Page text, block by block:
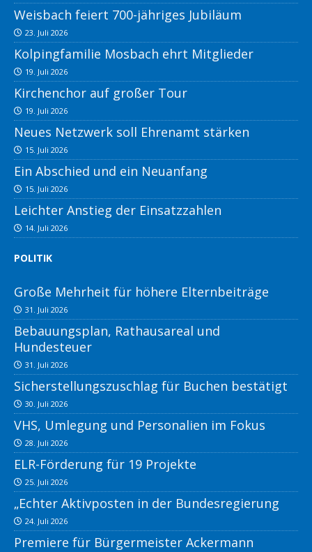
Weisbach feiert 700-jähriges Jubiläum
23. Juli 2026
Kolpingfamilie Mosbach ehrt Mitglieder
19. Juli 2026
Kirchenchor auf großer Tour
19. Juli 2026
Neues Netzwerk soll Ehrenamt stärken
15. Juli 2026
Ein Abschied und ein Neuanfang
15. Juli 2026
Leichter Anstieg der Einsatzzahlen
14. Juli 2026
POLITIK
Große Mehrheit für höhere Elternbeiträge
31. Juli 2026
Bebauungsplan, Rathausareal und
Hundesteuer
31. Juli 2026
Sicherstellungszuschlag für Buchen bestätigt
30. Juli 2026
VHS, Umlegung und Personalien im Fokus
28. Juli 2026
ELR-Förderung für 19 Projekte
25. Juli 2026
„Echter Aktivposten in der Bundesregierung
24. Juli 2026
Premiere für Bürgermeister Ackermann